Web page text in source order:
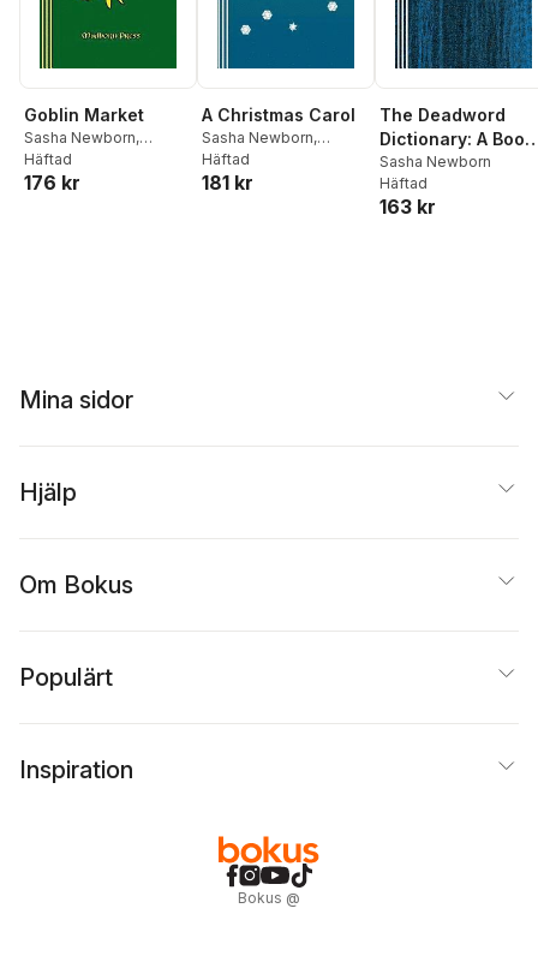
Goblin Market
Sasha Newborn,
Christina Rossetti
Häftad
176 kr
A Christmas Carol
Sasha Newborn,
Charles Dickens
Häftad
181 kr
The Deadword
Dictionary: A Book
of Outdated
Sasha Newborn
Häftad
163 kr
Mina sidor
Hjälp
Om Bokus
Populärt
Inspiration
Bokus @